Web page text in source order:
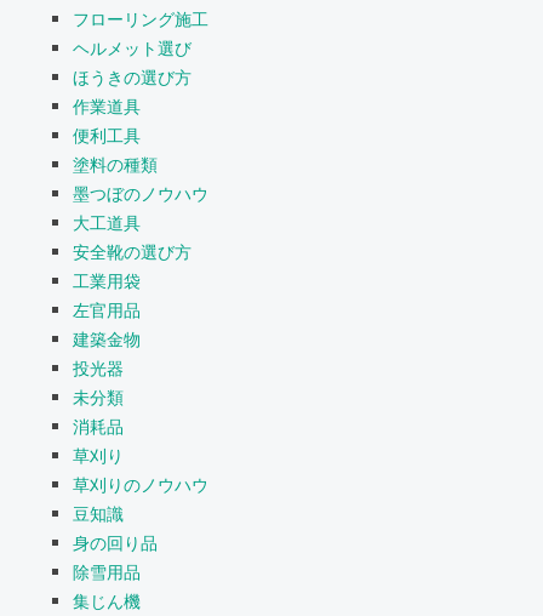
フローリング施工
ヘルメット選び
ほうきの選び方
作業道具
便利工具
塗料の種類
墨つぼのノウハウ
大工道具
安全靴の選び方
工業用袋
左官用品
建築金物
投光器
未分類
消耗品
草刈り
草刈りのノウハウ
豆知識
身の回り品
除雪用品
集じん機